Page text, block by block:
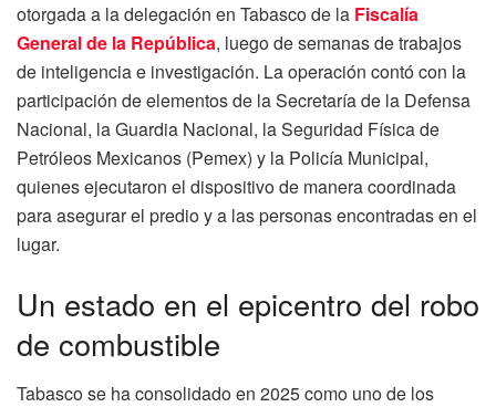
otorgada a la delegación en Tabasco de la Fiscalía
General de la República, luego de semanas de trabajos
de inteligencia e investigación. La operación contó con la
participación de elementos de la Secretaría de la Defensa
Nacional, la Guardia Nacional, la Seguridad Física de
Petróleos Mexicanos (Pemex) y la Policía Municipal,
quienes ejecutaron el dispositivo de manera coordinada
para asegurar el predio y a las personas encontradas en el
lugar.
Un estado en el epicentro del robo
de combustible
Tabasco se ha consolidado en 2025 como uno de los